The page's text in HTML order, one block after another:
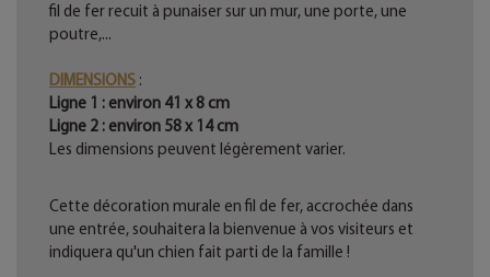
fil de fer recuit à punaiser sur un mur, une porte, une
poutre,...
DIMENSIONS :
Ligne 1 : environ 41 x 8 cm
Ligne 2 : environ 58 x 14 cm
Les dimensions peuvent légèrement varier.
Cette décoration murale en fil de fer, accrochée dans
une entrée, souhaitera la bienvenue à vos visiteurs et
indiquera qu'un chien fait parti de la famille !